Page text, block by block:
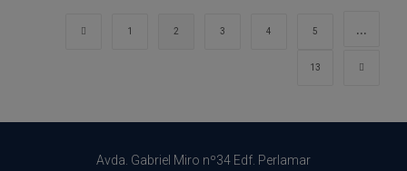
Открытые
Перейти на предыдущую страницу
1 2 3 4 5 …
13
Avda. Gabriel Miro nº34 Edf. Perlamar